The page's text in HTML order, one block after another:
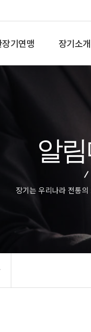
기연맹 장기소개
알
장기는 우리나라 전통